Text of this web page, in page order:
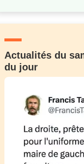
Actualités du
du jour